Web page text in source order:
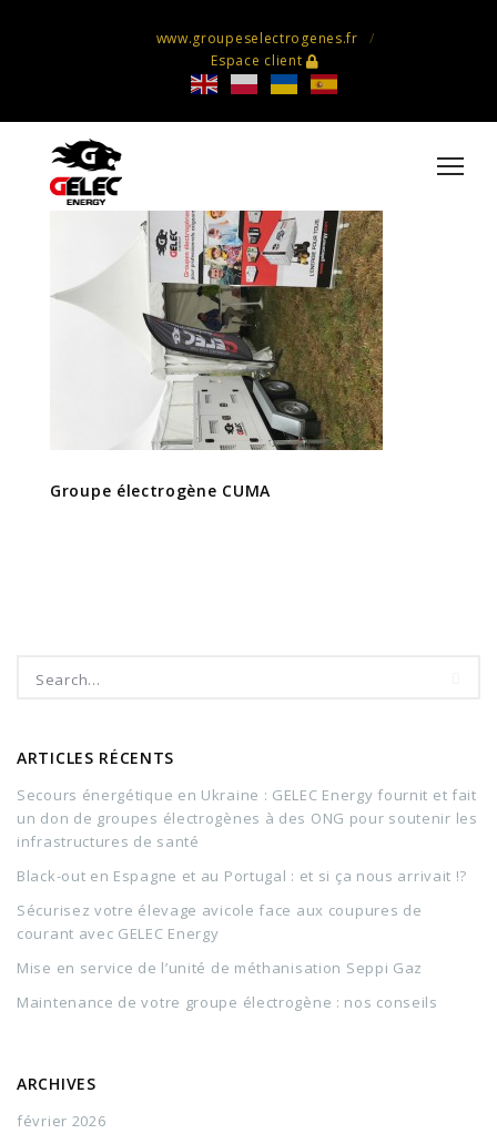
www.groupeselectrogenes.fr
Espace client
Groupe électrogène CUMA
Groupe électrogène CUMA
ARTICLES RÉCENTS
Secours énergétique en Ukraine : GELEC Energy fournit et fait
un don de groupes électrogènes à des ONG pour soutenir les
infrastructures de santé
Black-out en Espagne et au Portugal : et si ça nous arrivait !?
Sécurisez votre élevage avicole face aux coupures de
courant avec GELEC Energy
Mise en service de l’unité de méthanisation Seppi Gaz
Maintenance de votre groupe électrogène : nos conseils
ARCHIVES
février 2026